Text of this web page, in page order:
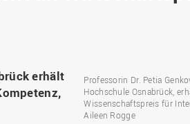
Bibliothek
LearningCenter
Forschungsergebnisse für
die Praxis
Gründungen | Start-Ups
Hochschulzentrum China
(HZC)
Professional SchoolProfessorin Dr. Petia
Hochschule Osnabrück,
Wissenschaftspreis für
Aileen Rogge
erhält